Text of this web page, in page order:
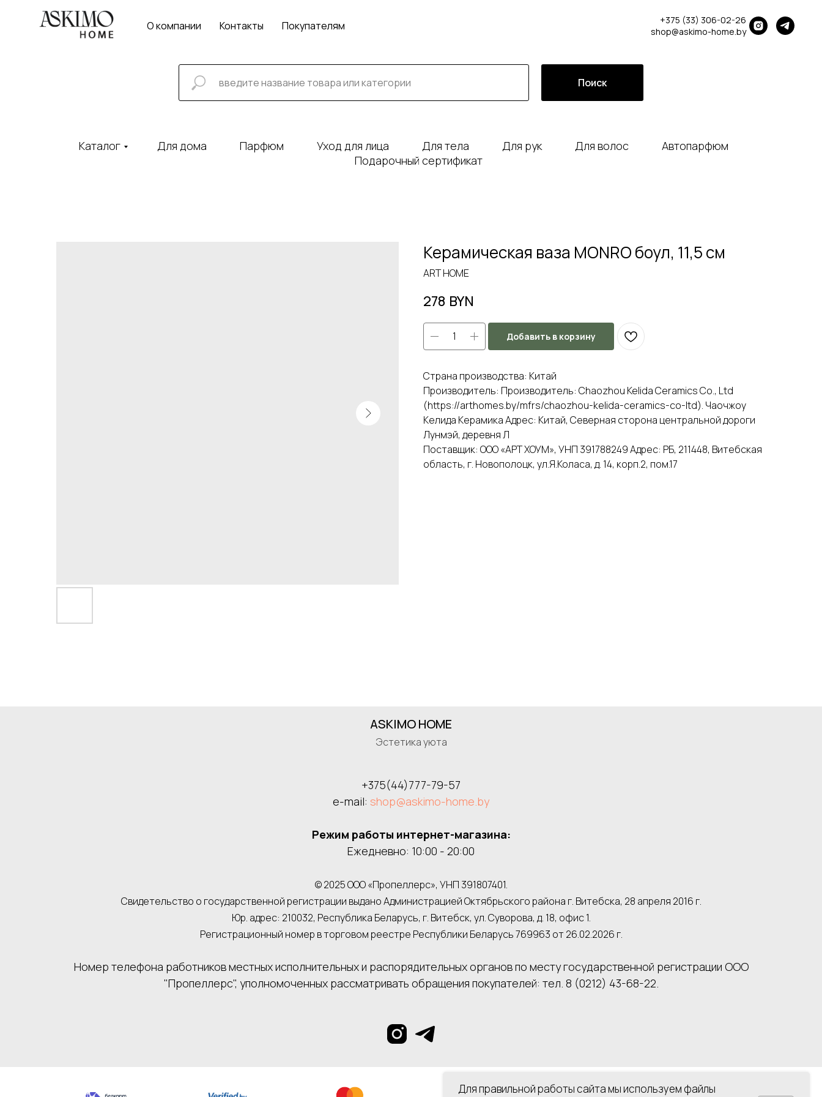
О компании Контакты Покупателям
+375 (33) 306-02-26
shop@askimo-home.by
Поиск
Каталог Для дома Парфюм Уход для лица Для тела Для рук Для волос
Автопарфюм
Подарочный сертификат
Керамическая ваза MONRO боул, 11,5 см
ART HOME
278 BYN
Добавить в корзину
Страна производства: Китай
Производитель: Производитель: Chaozhou Kelida Ceramics Co., Ltd
(https://arthomes.by/mfrs/chaozhou-kelida-ceramics-co-ltd). Чаочжоу
Келида Керамика Адрес: Китай, Северная сторона центральной дороги
Лунмэй, деревня Л
Поставщик: ООО «АРТ ХОУМ», УНП 391788249 Адрес: РБ, 211448, Витебская
область, г. Новополоцк, ул.Я.Коласа, д. 14, корп.2, пом.17
Для правильной работы сайта мы используем файлы
ASKIMO HOME
Эстетика уюта
+375(44)777-79-57
e-mail: shop@askimo-home.by
Режим работы интернет-магазина:
Ежедневно: 10:00 - 20:00
© 2025 ООО «Пропеллерс», УНП 391807401.
Свидетельство о государственной регистрации выдано Администрацией Октябрьского района г. Витебска, 28 апреля 2016 г.
Юр. адрес: 210032, Республика Беларусь, г. Витебск, ул. Суворова, д. 18, офис 1.
Регистрационный номер в торговом реестре Республики Беларусь 769963 от 26.02.2026 г.
Номер телефона работников местных исполнительных и распорядительных органов по месту государственной регистрации ООО
"Пропеллерс", уполномоченных рассматривать обращения покупателей: тел. 8 (0212) 43-68-22.